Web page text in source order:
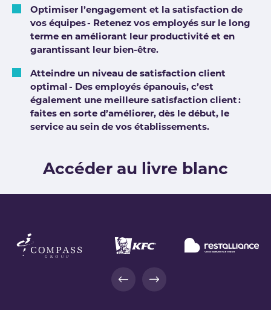
Optimiser l’engagement et la satisfaction de
vos équipes - Retenez vos employés sur le long
terme en améliorant leur productivité et en
garantissant leur bien-être.
Atteindre un niveau de satisfaction client
optimal - Des employés épanouis, c’est
également une meilleure satisfaction client :
faites en sorte d’améliorer, dès le début, le
service au sein de vos établissements.
Accéder au livre blanc